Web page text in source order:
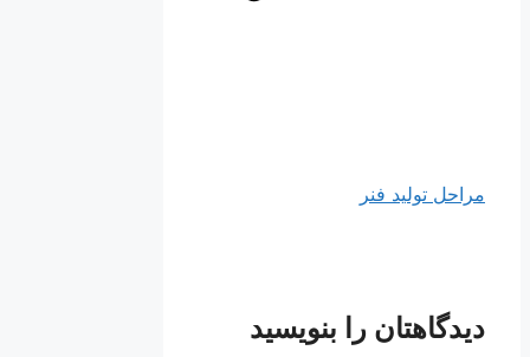
مراحل تولید فنر
دیدگاهتان را بنویسید